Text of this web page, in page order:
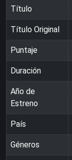
Título
Título Original
Puntaje
Duración
Año de
Estreno
País
Géneros